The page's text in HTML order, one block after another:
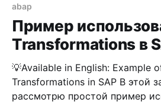
abap
Пример
Transformations в
💡Available in English: Example
Transformations in SAP В этой заметке я
рассмотрю простой пример